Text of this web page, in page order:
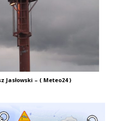
– ( Meteo24 )